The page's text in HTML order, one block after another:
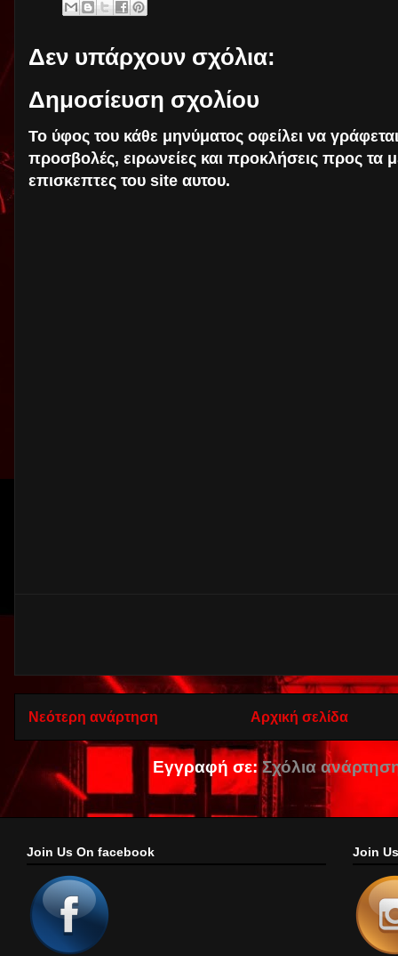
Δεν υπάρχουν σχόλια:
Δημοσίευση σχολίου
Το ύφος του κάθε μηνύματος οφείλει να
προσβολές, ειρωνείες και προκλήσεις προς τα
επισκεπτες του site αυτου.
Νεότερη ανάρτηση Αρχική σελίδα
Εγγραφή σε:Σχόλια
Join Us On facebook Join